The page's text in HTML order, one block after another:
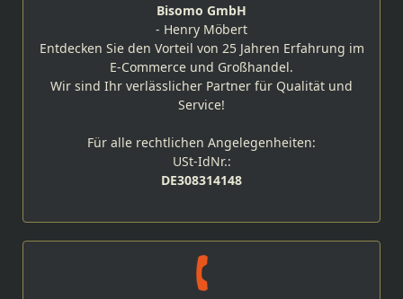
Bisomo GmbH
- Henry Möbert
Entdecken Sie den Vorteil von 25 Jahren Erfahrung im
E-Commerce und Großhandel.
Wir sind Ihr verlässlicher Partner für Qualität und
Service!
Für alle rechtlichen Angelegenheiten:
USt-IdNr.:
DE308314148